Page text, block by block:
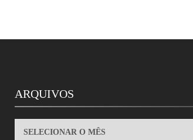
ARQUIVOS
ARQUIVOS